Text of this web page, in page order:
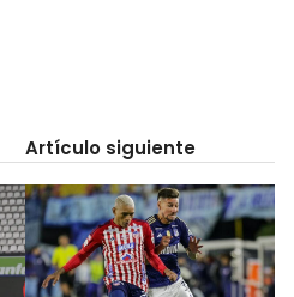
Artículo siguiente